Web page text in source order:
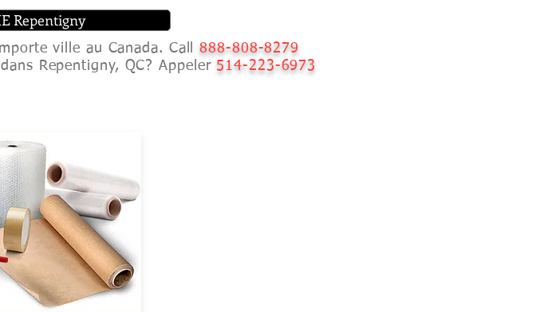
Repentigny
ville au Canada. Call888-808-8279
Repentigny, QC? Appeler 514-223-6973